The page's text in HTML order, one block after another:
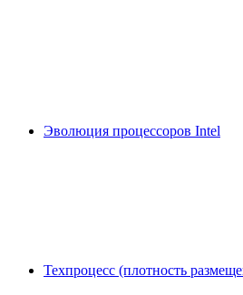
Эволюция процессоров Intel
Техпроцесс (плотность